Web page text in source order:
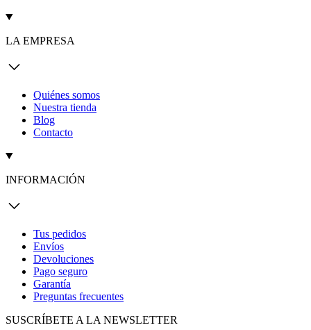
LA EMPRESA
Quiénes somos
Nuestra tienda
Blog
Contacto
INFORMACIÓN
Tus pedidos
Envíos
Devoluciones
Pago seguro
Garantía
Preguntas frecuentes
SUSCRÍBETE A LA NEWSLETTER